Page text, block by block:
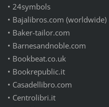
• 24symbols
• Bajalibros.com (worldwide)
• Baker-tailor.com
• Barnesandnoble.com
• Bookbeat.co.uk
• Bookrepublic.it
• Casadellibro.com
• Centrolibri.it